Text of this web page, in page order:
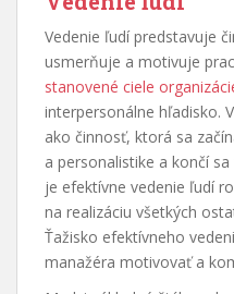
Vedenie ľudí predstavuje
usmerňuje a motivuje
stanovené ciele
interpersonálne hľadisko.
ako činnosť, ktorá sa
a personalistike a končí
je efektívne vedenie ľudí
na realizáciu všetkých
Ťažisko efektívneho
manažéra motivovať a